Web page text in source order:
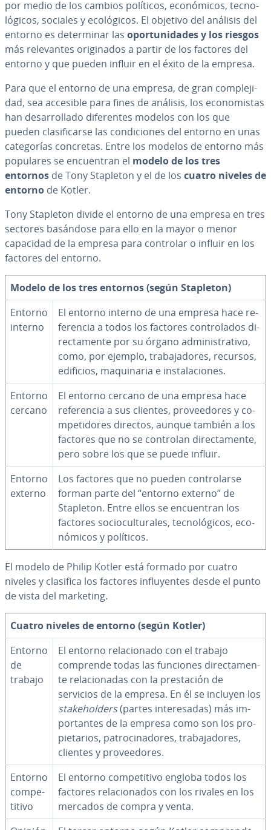
por medio de los cambios políticos, eco­nó­mi­cos, te­c­no­
ló­gi­cos, sociales y eco­ló­gi­cos. El objetivo del análisis del
entorno es de­te­r­mi­nar las opo­r­tu­ni­da­des y los riesgos
más re­le­va­n­tes ori­gi­na­dos a partir de los factores del
entorno y que pueden influir en el éxito de la empresa.
Para que el entorno de una empresa, de gran co­m­ple­ji­
dad, sea accesible para fines de análisis, los eco­no­mi­s­tas
han de­sa­rro­lla­do di­fe­re­n­tes modelos con los que
pueden cla­si­fi­car­se las co­n­di­cio­nes del entorno en unas
ca­te­go­rías concretas. Entre los modelos de entorno más
populares se en­cue­n­tran el modelo de los tres
entornos de Tony Stapleton y el de los cuatro nivelesde
entorno de Kotler.
Tony Stapleton divide el entorno de una empresa en tres
sectores basándose para ello en la mayor o menor
capacidad de la empresa para controlar o influir en los
factores del entorno.
Modelo de los tres entornos (según Stapleton)
Entorno
interno
El entorno interno de una empresa hace re­
fe­re­n­cia a todos los factores co­n­tro­la­dos di­
re­c­ta­me­n­te por su órgano ad­mi­ni­s­tra­ti­vo,
como, por ejemplo, tra­ba­ja­do­res, recursos,
edificios, ma­qui­na­ria e in­s­ta­la­cio­nes.
Entorno
cercano
El entorno cercano de una empresa hace
re­fe­re­n­cia a sus clientes, pro­vee­do­res y co­
m­pe­ti­do­res directos, aunque también a los
factores que no se controlan di­re­c­ta­me­n­te,
pero sobre los que se puede influir.
Entorno
externo
Los factores que no pueden co­n­tro­lar­se
forman parte del “entorno externo” de
Stapleton. Entre ellos se en­cue­n­tran los
factores so­cio­cu­l­tu­ra­les, te­c­no­ló­gi­cos, eco­
nó­mi­cos y políticos.
El modelo de Philip Kotler está formado por cuatro
niveles y clasifica los factores in­flu­ye­n­tes desde el punto
de vista del marketing.
Cuatro niveles de entorno (según Kotler)
Entorno
de
trabajo
El entorno re­la­cio­na­do con el trabajo
comprende todas las funciones di­re­c­ta­me­n­
te re­la­cio­na­das con la pre­s­ta­ción de
servicios de la empresa. En él se incluyen los
sta­keho­l­de­rs(partes in­te­re­sa­das) más im­
po­r­ta­n­tes de la empresa como son los pro­
pie­ta­rios, pa­tro­ci­na­do­res, tra­ba­ja­do­res,
clientes y pro­vee­do­res.
Entorno
co­m­pe­
ti­ti­vo
El entorno co­m­pe­ti­ti­vo engloba todos los
factores re­la­cio­na­dos con los rivales en los
mercados de compra y venta.